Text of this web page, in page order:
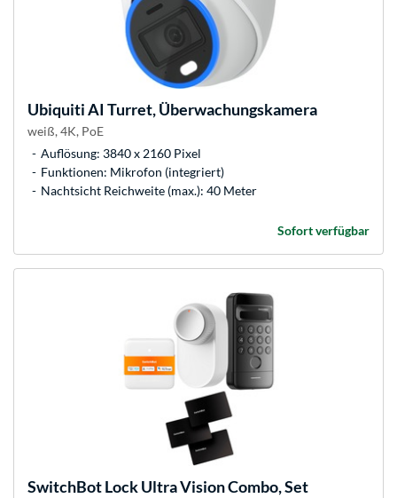
UbiquitiAI Turret, Überwachungskamera
weiß, 4K, PoE
Auflösung: 3840 x 2160 Pixel
Funktionen: Mikrofon (integriert)
Nachtsicht Reichweite (max.): 40 Meter
Sofort verfügbar
SwitchBotLock Ultra Vision Combo, Set